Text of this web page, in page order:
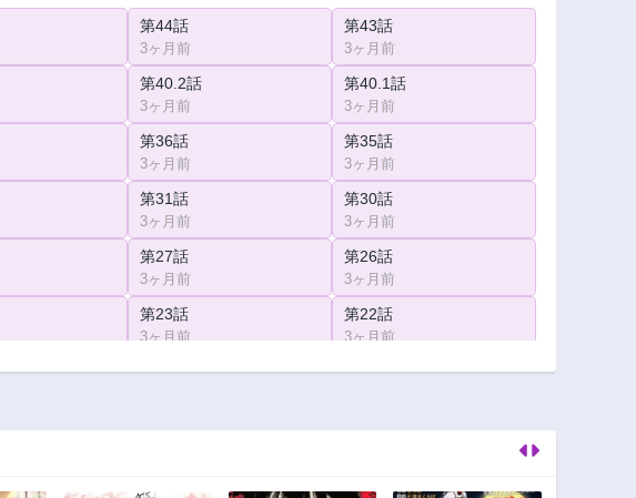
第44話
3ヶ月前
第43話
3ヶ月前
第40.2話
3ヶ月前
第40.1話
3ヶ月前
第36話
3ヶ月前
第35話
3ヶ月前
第31話
3ヶ月前
第30話
3ヶ月前
第27話
3ヶ月前
第26話
3ヶ月前
第23話
3ヶ月前
第22話
3ヶ月前
第19話 第18話
第14話 第13話
第9話 第8話